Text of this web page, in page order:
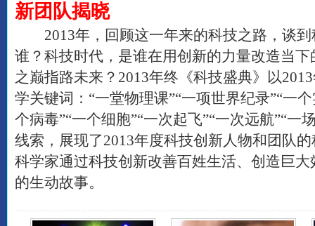
新团队揭晓
2013年，回顾这一年来的科技之路，谈到
谁？科技时代，是谁在用创新的力量改造当
之巅指路未来？2013年终《科技盛典》以
学关键词：“一堂物理课”“一项世界纪录”“一
个病毒”“一个细胞”“一次起飞”“一次远航”“一
线索，展现了2013年度科技创新人物和团队
科学家通过科技创新改善百姓生活、创造巨
的生动故事。